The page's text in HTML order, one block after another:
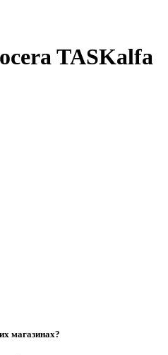
TASKalfa
магазинах?